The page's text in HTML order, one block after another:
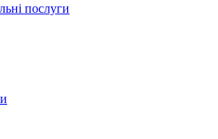
послуги